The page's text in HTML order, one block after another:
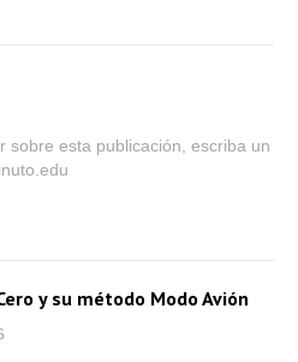
sobre esta publicación, escriba un
y su método Modo Avión